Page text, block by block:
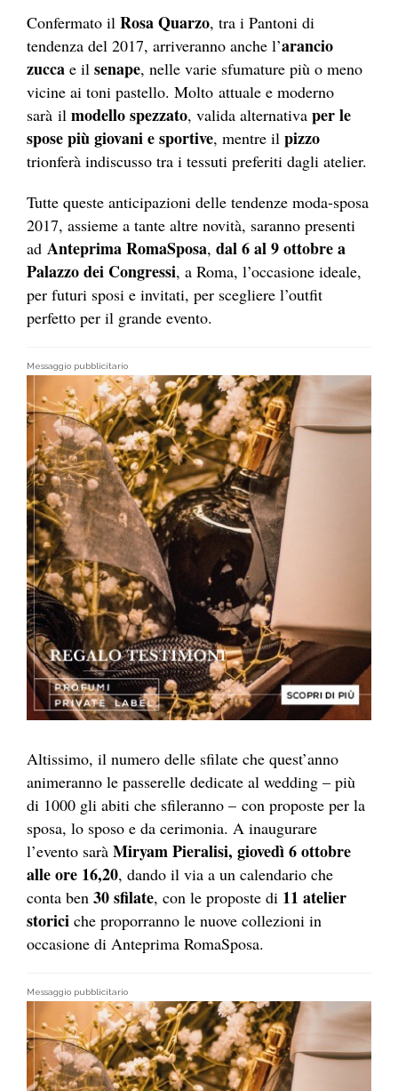
Confermato il Rosa Quarzo, tra i Pantoni di
tendenza del 2017, arriveranno anche l’arancio
zucca e il senape, nelle varie sfumature più o meno
vicine ai toni pastello. Molto attuale e moderno
sarà il modello spezzato, valida alternativa per le
spose più giovani e sportive, mentre il pizzo
trionferà indiscusso tra i tessuti preferiti dagli atelier.
Tutte queste anticipazioni delle tendenze moda-sposa
2017, assieme a tante altre novità, saranno presenti
ad Anteprima RomaSposa, dal 6 al 9 ottobre a
Palazzo dei Congressi, a Roma, l’occasione ideale,
per futuri sposi e invitati, per scegliere l’outfit
perfetto per il grande evento.
Messaggio pubblicitario
Altissimo, il numero delle sfilate che quest’anno
animeranno le passerelle dedicate al wedding – più
di 1000 gli abiti che sfileranno – con proposte per la
sposa, lo sposo e da cerimonia. A inaugurare
l’evento sarà Miryam Pieralisi, giovedì 6 ottobre
alle ore 16,20, dando il via a un calendario che
conta ben 30 sfilate, con le proposte di 11 atelier
storici che proporranno le nuove collezioni in
occasione di Anteprima RomaSposa.
Messaggio pubblicitario